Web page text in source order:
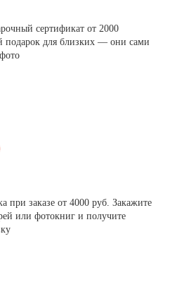
сертификат от 2000
подарок для близких — они сами
при заказе от 4000 руб. Закажите
или фотокниг и получите